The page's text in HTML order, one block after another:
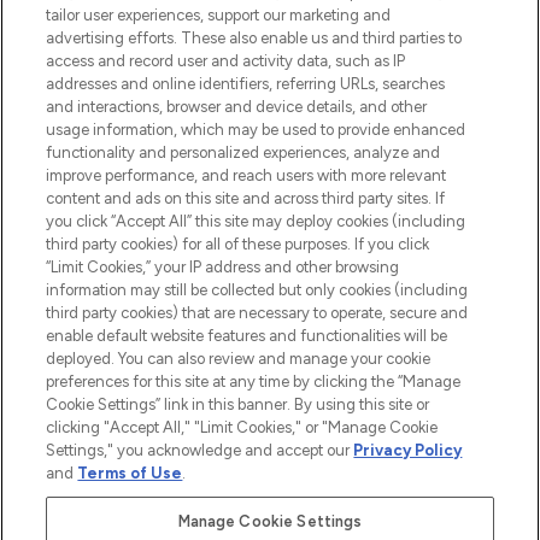
Faites vos achats en ligne ou via
l’application, avec la livraison offerte dès
55€ d'achat.
Consentement aux cookies
Do Not Sell or Share My Personal
Information
AIDE ET INFORMATIONS
INFORMATIONS GÉNÉRALES
À PROPOS DE LOOKFANTASTIC
Payer en toute sécurité avec
tailor user experiences, support our marketing and
advertising efforts. These also enable us and third parties to
access and record user and activity data, such as IP
addresses and online identifiers, referring URLs, searches
and interactions, browser and device details, and other
usage information, which may be used to provide enhanced
functionality and personalized experiences, analyze and
improve performance, and reach users with more relevant
content and ads on this site and across third party sites. If
you click “Accept All” this site may deploy cookies (including
third party cookies) for all of these purposes. If you click
“Limit Cookies,” your IP address and other browsing
information may still be collected but only cookies (including
third party cookies) that are necessary to operate, secure and
enable default website features and functionalities will be
deployed. You can also review and manage your cookie
preferences for this site at any time by clicking the “Manage
Cookie Settings” link in this banner. By using this site or
clicking "Accept All," "Limit Cookies," or "Manage Cookie
Settings," you acknowledge and accept our Privacy Policy
and Terms of Use.
Manage Cookie Settings